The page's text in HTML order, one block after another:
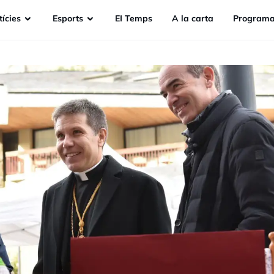
Esports EI Temps A la carta